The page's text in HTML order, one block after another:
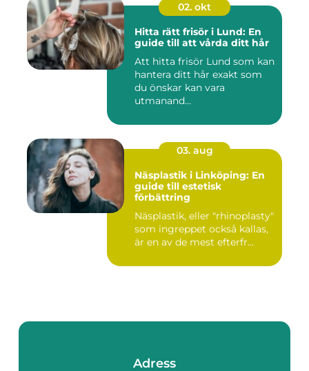
02. okt
Hitta rätt frisör i Lund: En
guide till att vårda ditt hår
Att hitta frisör Lund som kan
hantera ditt hår exakt som
du önskar kan vara
utmanand...
03. aug
Näsplastik i Linköping: En
guide till estetisk
förbättring
Näsplastik, eller "rhinoplasty"
som ingreppet också kallas,
är en av de mest efterfr...
Adress